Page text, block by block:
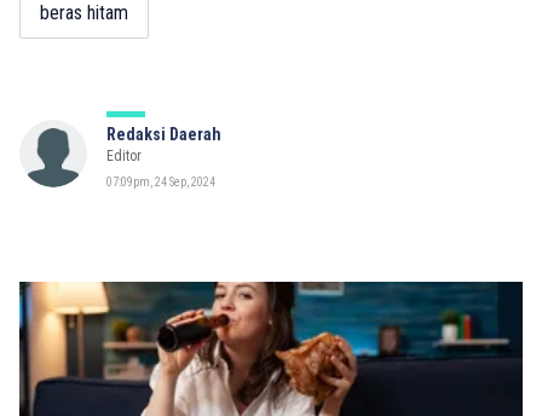
beras hitam
Redaksi Daerah
Editor
07:09pm, 24 Sep, 2024